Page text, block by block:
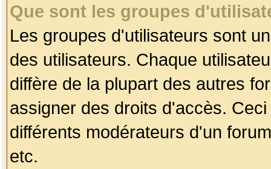
Que sont les groupes
Les groupes d'utilisateurs sont
des utilisateurs. Chaque
diffère de la plupart des autres
assigner des droits d'accès.
différents modérateurs d'un
etc.